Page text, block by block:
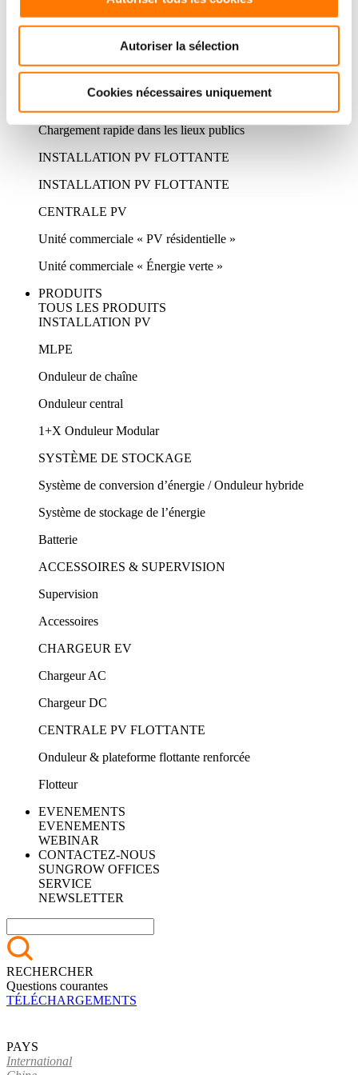
Autoriser la sélection
Cookies nécessaires uniquement
Système de stockage pour installation de grande envergure
CHARGEUR DE VE
Solution privée PV + ESS + chargeur
Chargement rapide dans les lieux publics
INSTALLATION PV FLOTTANTE
INSTALLATION PV FLOTTANTE
CENTRALE PV
Unité commerciale « PV résidentielle »
Unité commerciale « Énergie verte »
PRODUITS
TOUS LES PRODUITS
INSTALLATION PV
MLPE
Onduleur de chaîne
Onduleur central
1+X Onduleur Modular
SYSTÈME DE STOCKAGE
Système de conversion d’énergie / Onduleur hybride
Système de stockage de l’énergie
Batterie
ACCESSOIRES & SUPERVISION
Supervision
Accessoires
CHARGEUR EV
Chargeur AC
Chargeur DC
CENTRALE PV FLOTTANTE
Onduleur & plateforme flottante renforcée
Flotteur
EVENEMENTS
EVENEMENTS
WEBINAR
CONTACTEZ-NOUS
SUNGROW OFFICES
SERVICE
NEWSLETTER
RECHERCHER
Questions courantes
TÉLÉCHARGEMENTS
PAYS
International